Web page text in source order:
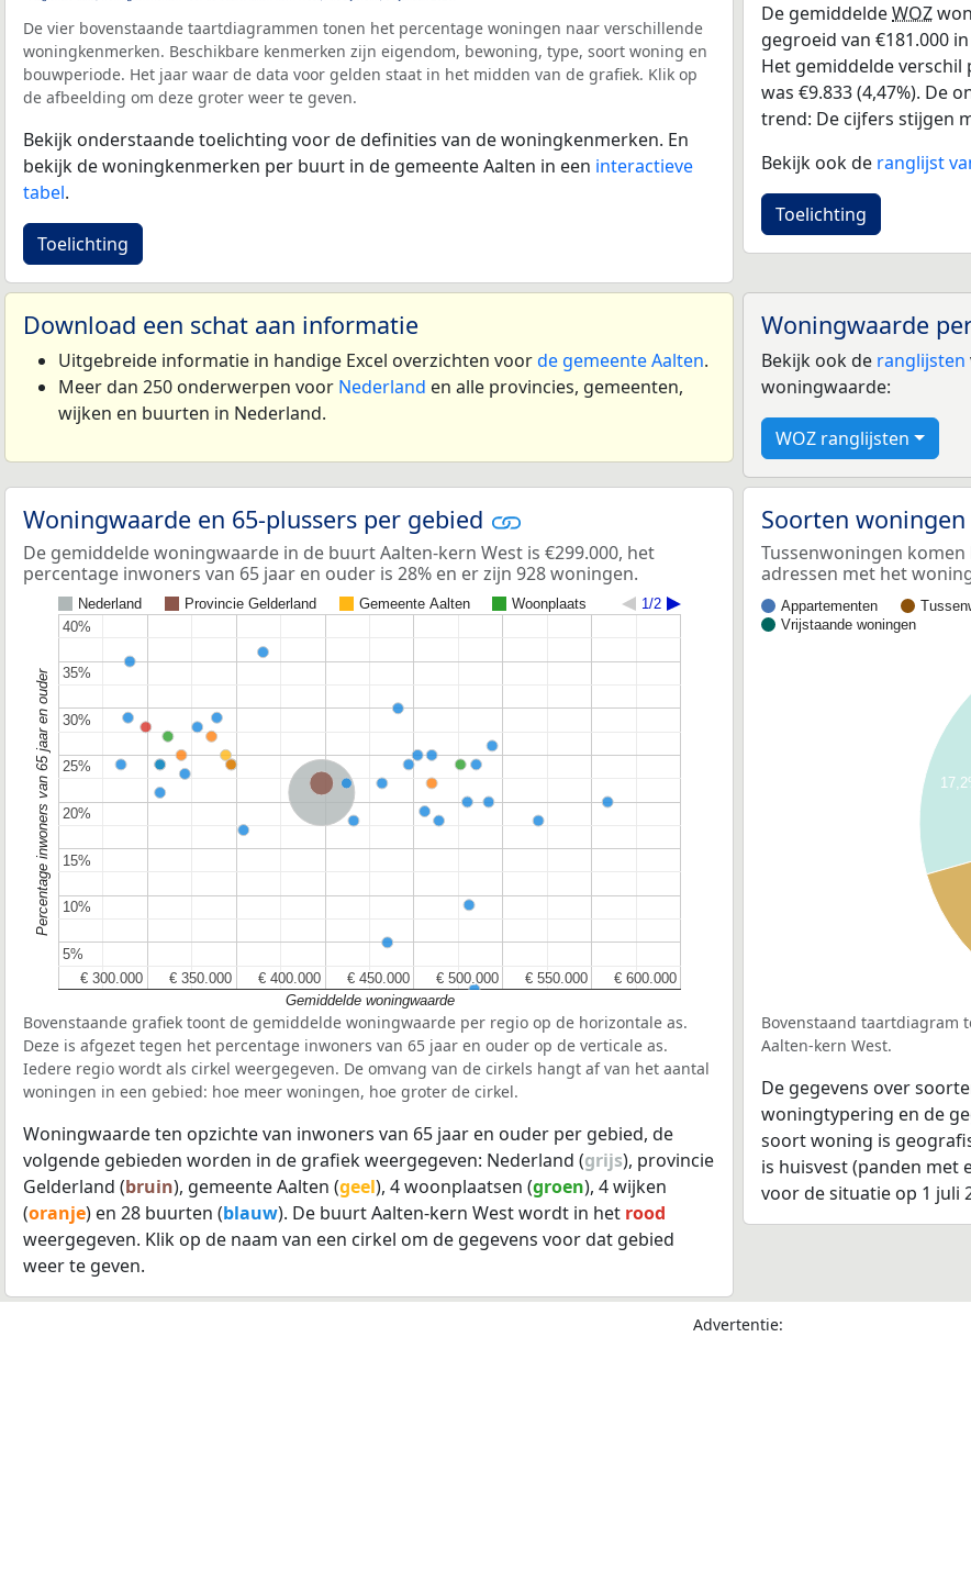
De vier bovenstaande taartdiagrammen tonen het percentage woningen naar verschillende
woningkenmerken. Beschikbare kenmerken zijn eigendom, bewoning, type, soort woning en
bouwperiode. Het jaar waar de data voor gelden staat in het midden van de grafiek. Klik op
de afbeelding om deze groter weer te geven.
Bekijk onderstaande toelichting voor de definities van de woningkenmerken. En
bekijk de woningkenmerken per buurt in de gemeente Aalten in een interactieve
tabel.
Toelichting
De gemiddeldeWOZ
gegroeid van €181.000
Het gemiddelde verschil
was €9.833 (4,47%). De
trend: De cijfers stijgen
Bekijk ook de ranglijst
Toelichting
Download een schat aan informatie
Uitgebreide informatie in handige Excel overzichten voorde gemeente Aalten.
Meer dan 250 onderwerpen voor Nederland en alle provincies, gemeenten,
wijken en buurten in Nederland.
Woningwaarde
Bekijk ook de ranglijsten
woningwaarde:
WOZ ranglijsten
Woningwaarde en 65-plussers per gebied
De gemiddelde woningwaarde in de buurt Aalten-kern West is €299.000, het
percentage inwoners van 65 jaar en ouder is 28% en er zijn 928 woningen.
Nederland Provincie Gelderland Gemeente Aalten Woonplaats 1/2
Nederland
Provincie Gelderland
€ 300.000
€ 300.000 € 350.000
€ 350.000 € 400.000
€ 400.000 € 450.000
€ 450.000 € 500.000
€ 500.000 € 550.000
€ 550.000 € 600.000
€ 600.000
5%
5%
10%
10%
15%
15%
20%
20%
25%
25%
30%
30%
35%
35%
40%
40%
Gemiddelde woningwaarde
Percentage inwoners van 65 jaar en ouder
Bovenstaande grafiek toont de gemiddelde woningwaarde per regio op de horizontale as.
Deze is afgezet tegen het percentage inwoners van 65 jaar en ouder op de verticale as.
Iedere regio wordt als cirkel weergegeven. De omvang van de cirkels hangt af van het aantal
woningen in een gebied: hoe meer woningen, hoe groter de cirkel.
Woningwaarde ten opzichte van inwoners van 65 jaar en ouder per gebied, de
volgende gebieden worden in de grafiek weergegeven: Nederland (grijs), provincie
Gelderland (bruin), gemeente Aalten (geel), 4 woonplaatsen (groen), 4 wijken
(oranje) en 28 buurten (blauw). De buurt Aalten-kern West wordt in het rood
weergegeven. Klik op de naam van een cirkel om de gegevens voor dat gebied
weer te geven.
Soorten woningen
Tussenwoningen
adressen met het
Appartementen
Vrijstaande woningen
Bovenstaand taartdiagram
Aalten-kern West.
De gegevens over
woningtypering en de
soort woning is
is huisvest (panden met
voor de situatie op 1 juli
Advertentie: